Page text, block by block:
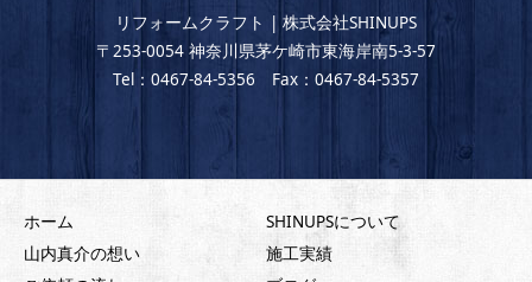
リフォームクラフト | 株式会社SHINUPS
〒253-0054 神奈川県茅ケ崎市東海岸南5-3-57
Tel：0467-84-5356 Fax：0467-84-5357
ホーム
SHINUPSについて
山内真介の想い
施工実績